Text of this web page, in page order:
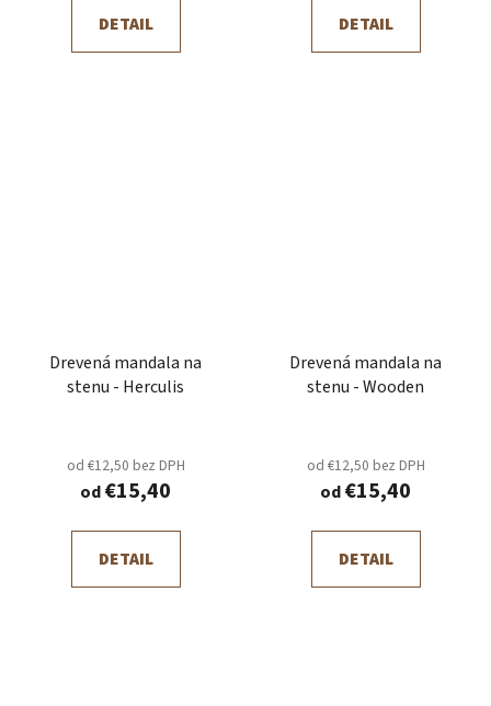
DETAIL DETAIL
Drevená mandala na
stenu - Herculis
od €12,50 bez DPH
od€15,40
DETAIL
Drevená mandala na
stenu - Wooden
od €12,50 bez DPH
od€15,40
DETAIL